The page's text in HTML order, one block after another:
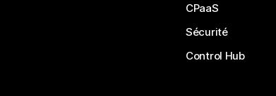
CPaaS
Sécurité
Control Hub